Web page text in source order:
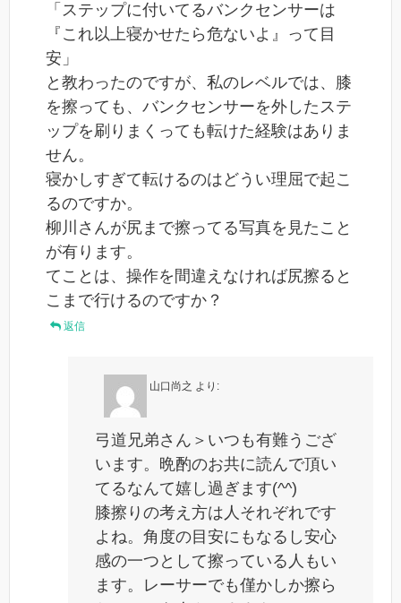
「ステップに付いてるバンクセンサーは
『これ以上寝かせたら危ないよ』って目
安」
と教わったのですが、私のレベルでは、膝
を擦っても、バンクセンサーを外したステ
ップを刷りまくっても転けた経験はありま
せん。
寝かしすぎて転けるのはどうい理屈で起こ
るのですか。
柳川さんが尻まで擦ってる写真を見たこと
が有ります。
てことは、操作を間違えなければ尻擦ると
こまで行けるのですか？
返信
山口尚之 より:
弓道兄弟さん＞いつも有難うござ
います。晩酌のお共に読んで頂い
てるなんて嬉し過ぎます(^^)
膝擦りの考え方は人それぞれです
よね。角度の目安にもなるし安心
感の一つとして擦っている人もい
ます。レーサーでも僅かしか擦ら